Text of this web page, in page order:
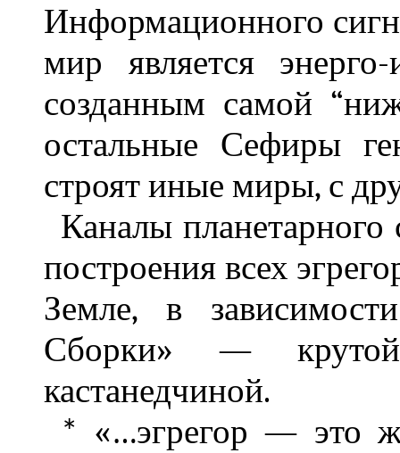
Информационного
мир является
созданным самой
остальные Сефиры
строят иные миры, с
Каналы планетарного
построения всех
Земле, в
Сборки» —
кастанедчиной.
*
«…эгрегор — это